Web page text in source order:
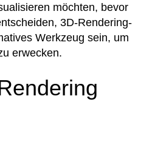
möchten, bevor
3D-Rendering-
Werkzeug sein, um
erwecken.